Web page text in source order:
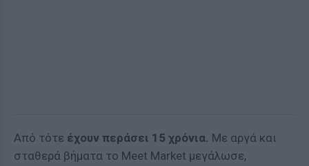
Από τότε έχουν περάσει 15 χρόνια. Mε αργά και
σταθερά βήματα το Meet Market μεγάλωσε,